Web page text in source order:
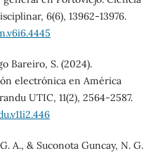
6(6), 13962-13976.
Bareiro, S. (2024).
electrónica en América
UTIC, 11(2), 2564-2587.
A., & Suconota Guncay, N. G.